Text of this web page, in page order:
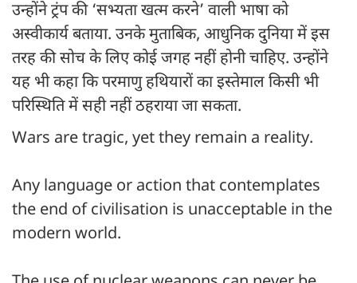
उन्होंने ट्रंप की ‘सभ्यता खत्म करने’ वाली भाषा को
अस्वीकार्य बताया. उनके मुताबिक, आधुनिक दुनिया में इस
तरह की सोच के लिए कोई जगह नहीं होनी चाहिए. उन्होंने
यह भी कहा कि परमाणु हथियारों का इस्तेमाल किसी भी
परिस्थिति में सही नहीं ठहराया जा सकता.
Wars are tragic, yet they remain a reality.
Any language or action that contemplates
the end of civilisation is unacceptable in the
modern world.